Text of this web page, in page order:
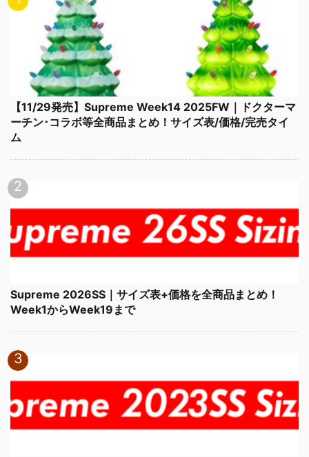
【11/29発売】Supreme Week14 2025FW｜ドクターマ
ーチン･コラボ等全商品まとめ！サイズ表/価格/完売タイ
ム
Supreme 2026SS｜サイズ表+価格を全商品まとめ！
Week1からWeek19まで